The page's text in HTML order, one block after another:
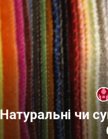
Натуральні чи